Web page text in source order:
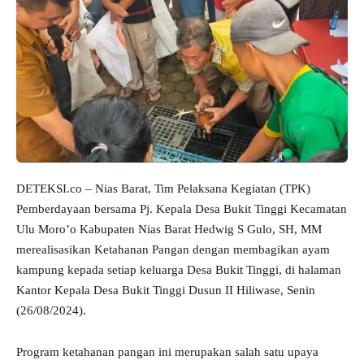
DETEKSI.co – Nias Barat, Tim Pelaksana Kegiatan (TPK)
Pemberdayaan bersama Pj. Kepala Desa Bukit Tinggi Kecamatan
Ulu Moro’o Kabupaten Nias Barat Hedwig S Gulo, SH, MM
merealisasikan Ketahanan Pangan dengan membagikan ayam
kampung kepada setiap keluarga Desa Bukit Tinggi, di halaman
Kantor Kepala Desa Bukit Tinggi Dusun II Hiliwase, Senin
(26/08/2024).
Program ketahanan pangan ini merupakan salah satu upaya